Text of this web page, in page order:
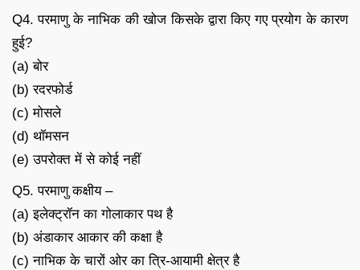
Q4. परमाणु के नाभिक की खोज किसके द्वारा किए गए प्रयोग के कारण
हुई?
(a) बोर
(b) रदरफोर्ड
(c) मोसले
(d) थॉमसन
(e) उपरोक्त में से कोई नहीं
Q5. परमाणु कक्षीय –
(a) इलेक्ट्रॉन का गोलाकार पथ है
(b) अंडाकार आकार की कक्षा है
(c) नाभिक के चारों ओर का त्रि-आयामी क्षेत्र है